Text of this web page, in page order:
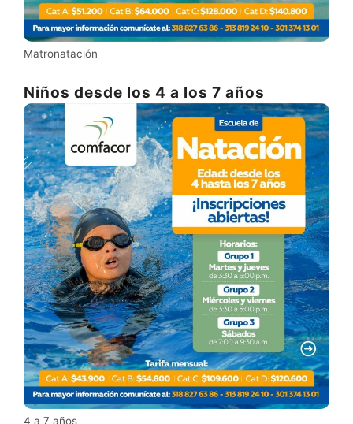
Matronatación
Niños desde los 4 a los 7 años
4 a 7 años